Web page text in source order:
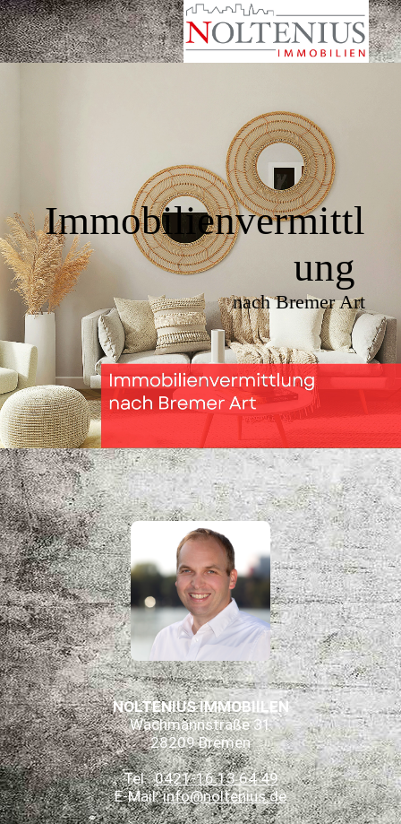
Immobilienvermittl
ung
nach Bremer Art
NOLTENIUS IMMOBIILEN
Wachmannstraße 31
28209 Bremen
Tel.:0421-16 13 64 49
E-Mail:info@noltenius.de